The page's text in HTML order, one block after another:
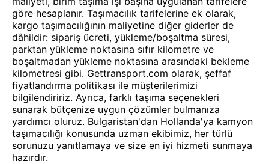
göre hesaplanır. Taşımacılık tarifelerine ek olarak,
kargo taşımacılığının maliyetine diğer giderler de
dâhildir: sipariş ücreti, yükleme/boşaltma süresi,
parktan yükleme noktasına sıfır kilometre ve
boşaltmadan yükleme noktasına arasındaki bekleme
kilometresi gibi. Gettransport.com olarak, şeffaf
fiyatlandırma politikası ile müşterilerimizi
bilgilendiririz. Ayrıca, farklı taşıma seçenekleri
sunarak bütçenize uygun çözümler bulmanıza
yardımcı oluruz. Bulgaristan'dan Hollanda'ya kamyon
taşımacılığı konusunda uzman ekibimiz, her türlü
sorunuzu yanıtlamaya ve size en iyi hizmeti sunmaya
hazırdır.